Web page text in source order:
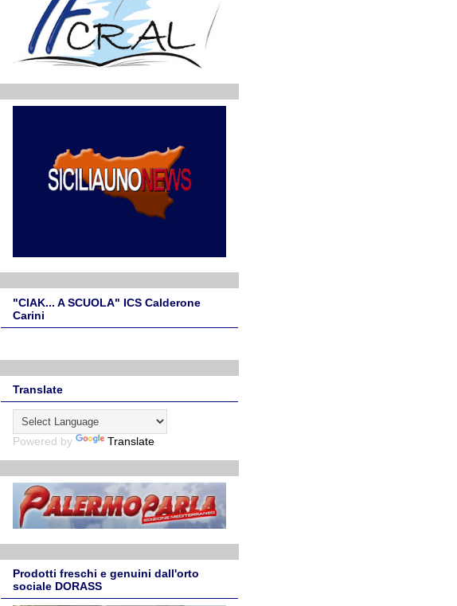
"CIAK... A SCUOLA" ICS Calderone
Carini
Translate
Powered by Translate
Prodotti freschi e genuini dall'orto
sociale DORASS